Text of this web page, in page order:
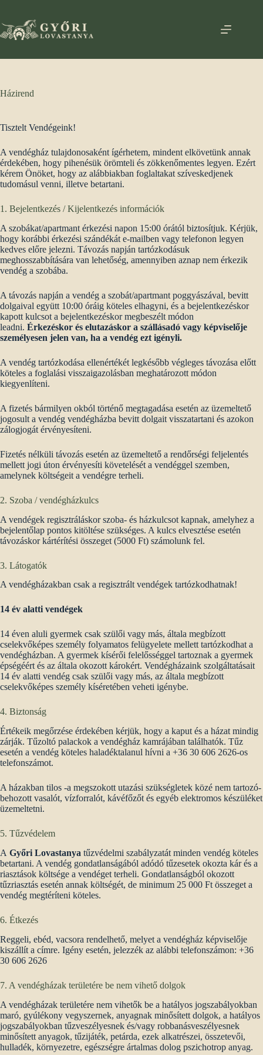
content
Házirend
Tisztelt Vendégeink!
A vendégház tulajdonosaként ígérhetem, mindent elkövetünk annak
érdekében, hogy pihenésük örömteli és zökkenőmentes legyen. Ezért
kérem Önöket, hogy az alábbiakban foglaltakat szíveskedjenek
tudomásul venni, illetve betartani.
1. Bejelentkezés / Kijelentkezés információk
A szobákat/apartmant érkezési napon 15:00 órától biztosítjuk. Kérjük,
hogy korábbi érkezési szándékát e-mailben vagy telefonon legyen
kedves előre jelezni. Távozás napján tartózkodásuk
meghosszabbítására van lehetőség, amennyiben aznap nem érkezik
vendég a szobába.
A távozás napján a vendég a szobát/apartmant poggyászával, bevitt
dolgaival együtt 10:00 óráig köteles elhagyni, és a bejelentkezéskor
kapott kulcsot a bejelentkezéskor megbeszélt módon
leadni. Érkezéskor és elutazáskor a szállásadó vagy képviselője
személyesen jelen van, ha a vendég ezt igényli.
A vendég tartózkodása ellenértékét legkésőbb végleges távozása előtt
köteles a foglalási visszaigazolásban meghatározott módon
kiegyenlíteni.
A fizetés bármilyen okból történő megtagadása esetén az üzemeltető
jogosult a vendég vendégházba bevitt dolgait visszatartani és azokon
zálogjogát érvényesíteni.
Fizetés nélküli távozás esetén az üzemeltető a rendőrségi feljelentés
mellett jogi úton érvényesíti követelését a vendéggel szemben,
amelynek költségeit a vendégre terheli.
2. Szoba / vendégházkulcs
A vendégek regisztráláskor szoba- és házkulcsot kapnak, amelyhez a
bejelentőlap pontos kitöltése szükséges. A kulcs elvesztése esetén
távozáskor kártérítési összeget (5000 Ft) számolunk fel.
3. Látogatók
A vendégházakban csak a regisztrált vendégek tartózkodhatnak!
14 év alatti vendégek
14 éven aluli gyermek csak szülői vagy más, általa megbízott
cselekvőképes személy folyamatos felügyelete mellett tartózkodhat a
vendégházban. A gyermek kísérői felelősséggel tartoznak a gyermek
épségéért és az általa okozott károkért. Vendégházaink szolgáltatásait
14 év alatti vendég csak szülői vagy más, az általa megbízott
cselekvőképes személy kíséretében veheti igénybe.
4. Biztonság
Értékeik megőrzése érdekében kérjük, hogy a kaput és a házat mindig
zárják. Tűzoltó palackok a vendégház kamrájában találhatók. Tűz
esetén a vendég köteles haladéktalanul hívni a +36 30 606 2626-os
telefonszámot.
A házakban tilos -a megszokott utazási szükségletek közé nem tartozó-
behozott vasalót, vízforralót, kávéfőzőt és egyéb elektromos készüléket
üzemeltetni.
5. Tűzvédelem
A Győri Lovastanya tűzvédelmi szabályzatát minden vendég köteles
betartani. A vendég gondatlanságából adódó tűzesetek okozta kár és a
riasztások költsége a vendéget terheli. Gondatlanságból okozott
tűzriasztás esetén annak költségét, de minimum 25 000 Ft összeget a
vendég megtéríteni köteles.
6. Étkezés
Reggeli, ebéd, vacsora rendelhető, melyet a vendégház képviselője
kiszállít a címre. Igény esetén, jelezzék az alábbi telefonszámon: +36
30 606 2626
7. A vendégházak területére be nem vihető dolgok
A vendégházak területére nem vihetők be a hatályos jogszabályokban
maró, gyúlékony vegyszernek, anyagnak minősített dolgok, a hatályos
jogszabályokban tűzveszélyesnek és/vagy robbanásveszélyesnek
minősített anyagok, tűzijáték, petárda, ezek alkatrészei, összetevői,
hulladék, környezetre, egészségre ártalmas dolog pszichotrop anyag.